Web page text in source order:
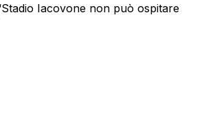
Iacovone non può ospitare